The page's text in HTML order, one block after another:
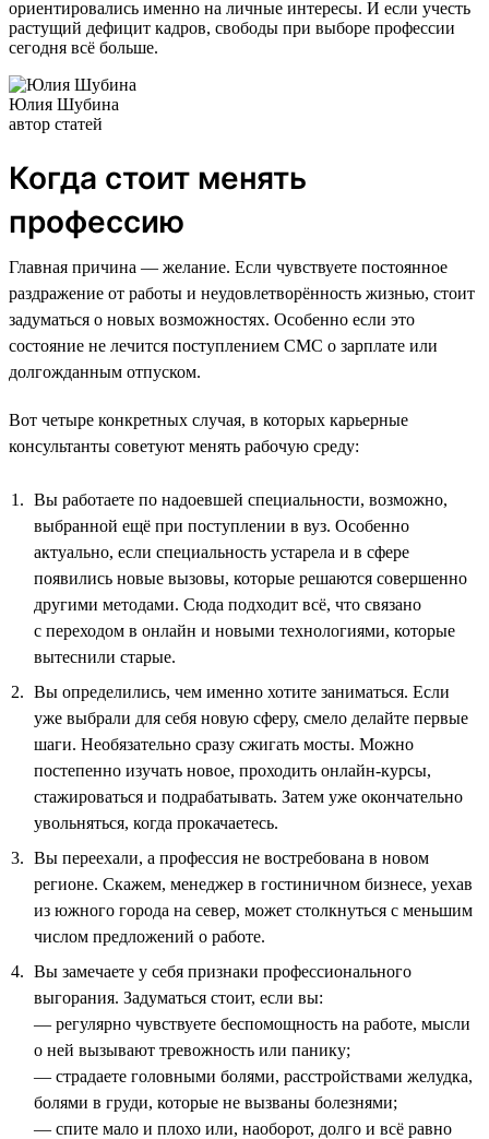
ориентировались именно на личные интересы. И если учесть
растущий дефицит кадров, свободы при выборе профессии
сегодня всё больше.
Юлия Шубина
автор статей
Когда стоит менять
профессию
Главная причина — желание. Если чувствуете постоянное
раздражение от работы и неудовлетворённость жизнью, стоит
задуматься о новых возможностях. Особенно если это
состояние не лечится поступлением СМС о зарплате или
долгожданным отпуском.
Вот четыре конкретных случая, в которых карьерные
консультанты советуют менять рабочую среду:
Вы работаете по надоевшей специальности, возможно,
выбранной ещё при поступлении в вуз. Особенно
актуально, если специальность устарела и в сфере
появились новые вызовы, которые решаются совершенно
другими методами. Сюда подходит всё, что связано
с переходом в онлайн и новыми технологиями, которые
вытеснили старые.
Вы определились, чем именно хотите заниматься. Если
уже выбрали для себя новую сферу, смело делайте первые
шаги. Необязательно сразу сжигать мосты. Можно
постепенно изучать новое, проходить онлайн-курсы,
стажироваться и подрабатывать. Затем уже окончательно
увольняться, когда прокачаетесь.
Вы переехали, а профессия не востребована в новом
регионе. Скажем, менеджер в гостиничном бизнесе, уехав
из южного города на север, может столкнуться с меньшим
числом предложений о работе.
Вы замечаете у себя признаки профессионального
выгорания. Задуматься стоит, если вы:
— регулярно чувствуете беспомощность на работе, мысли
о ней вызывают тревожность или панику;
— страдаете головными болями, расстройствами желудка,
болями в груди, которые не вызваны болезнями;
— спите мало и плохо или, наоборот, долго и всё равно